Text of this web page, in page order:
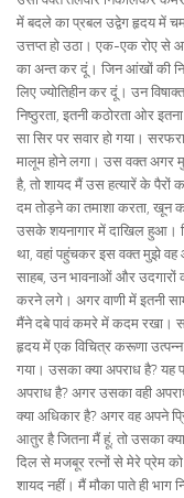
में बदले का प्रबल उद्वेग हृदय में
उत्तप्त हो उठा। एक-एक रोए
का अन्त कर दूं। जिन आंखों की
लिए ज्योतिहीन कर दूं। उन
निष्ठुरता, इतनी कठोरता ओर
सा सिर पर सवार हो गया।
मालूम होने लगा। उस वक्त अगर
है, तो शायद मैं उस हत्यारें के
दम तोड़ने का तमाशा करता,
उसके शयनागार में दाखिल हुआ।
था, वहां पहुंचकर इस वक्त मुझे वह
साहब, उन भावनाओं और
करने लगे। अगर वाणी में इतनी
मैंने दबे पावं कमरे में कदम रखा।
हृदय में एक विचित्र करूणा उत्पन्न
गया। उसका क्या अपराध है?
अपराध है? अगर उसका वही
क्या अधिकार है? अगर वह अपने
आतुर है जितना मैं हूं, तो उसका
दिल से मजबूर रत्नों से मेरे प्रेम
शायद नहीं। मैं मौका पाते ही